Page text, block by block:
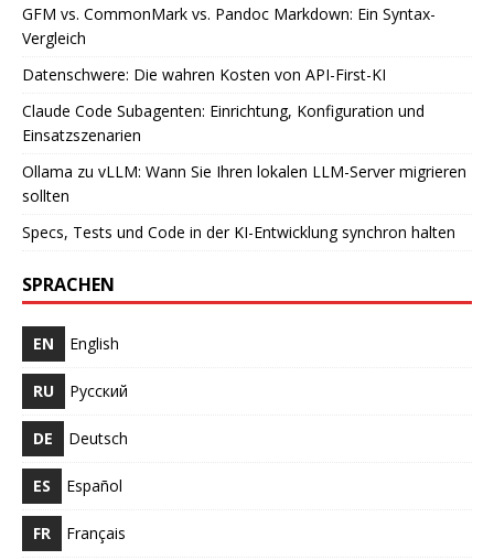
GFM vs. CommonMark vs. Pandoc Markdown: Ein Syntax-
Vergleich
Datenschwere: Die wahren Kosten von API-First-KI
Claude Code Subagenten: Einrichtung, Konfiguration und
Einsatzszenarien
Ollama zu vLLM: Wann Sie Ihren lokalen LLM-Server migrieren
sollten
Specs, Tests und Code in der KI-Entwicklung synchron halten
SPRACHEN
EN English
RU Русский
DE Deutsch
ES Español
FR Français